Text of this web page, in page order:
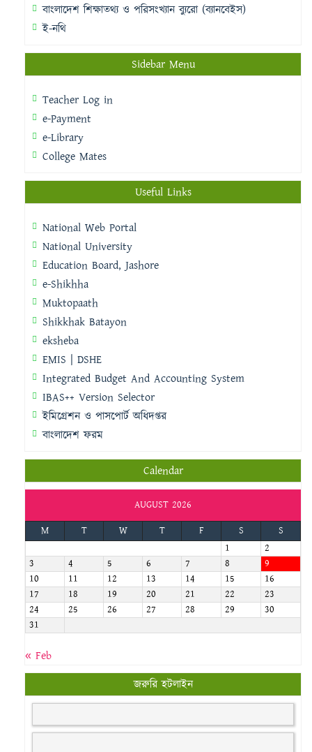
বাংলাদেশ শিক্ষাতথ্য ও পরিসংখ্যান ব্যুরো (ব্যানবেইস)
ই-নথি
Sidebar Menu
Teacher Log in
e-Payment
e-Library
College Mates
Useful Links
National Web Portal
National University
Education Board, Jashore
e-Shikhha
Muktopaath
Shikkhak Batayon
eksheba
EMIS | DSHE
Integrated Budget And Accounting System
IBAS++ Version Selector
ইমিগ্রেশন ও পাসপোর্ট অধিদপ্তর
বাংলাদেশ ফরম
Calendar
AUGUST 2026
M
T W T F S
S
1
2
3
4 5 6 7 8
9
10
11 12 13 14 15
16
17
18 19 20 21 22
23
24
25 26 27 28 29
30
31
« Feb
জরুরি হটলাইন